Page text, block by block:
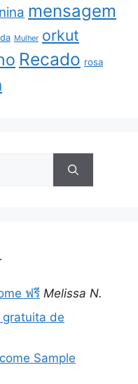
mensagem
Mulher orkut
Recado rosa
ฟรี Melissa N.
gratuita de
Sample